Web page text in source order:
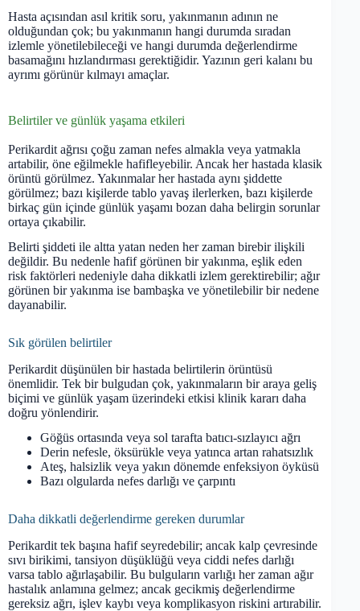
Hasta açısından asıl kritik soru, yakınmanın adının ne
olduğundan çok; bu yakınmanın hangi durumda sıradan
izlemle yönetilebileceği ve hangi durumda değerlendirme
basamağını hızlandırması gerektiğidir. Yazının geri kalanı bu
ayrımı görünür kılmayı amaçlar.
Belirtiler ve günlük yaşama etkileri
Perikardit ağrısı çoğu zaman nefes almakla veya yatmakla
artabilir, öne eğilmekle hafifleyebilir. Ancak her hastada klasik
örüntü görülmez. Yakınmalar her hastada aynı şiddette
görülmez; bazı kişilerde tablo yavaş ilerlerken, bazı kişilerde
birkaç gün içinde günlük yaşamı bozan daha belirgin sorunlar
ortaya çıkabilir.
Belirti şiddeti ile altta yatan neden her zaman birebir ilişkili
değildir. Bu nedenle hafif görünen bir yakınma, eşlik eden
risk faktörleri nedeniyle daha dikkatli izlem gerektirebilir; ağır
görünen bir yakınma ise bambaşka ve yönetilebilir bir nedene
dayanabilir.
Sık görülen belirtiler
Perikardit düşünülen bir hastada belirtilerin örüntüsü
önemlidir. Tek bir bulgudan çok, yakınmaların bir araya geliş
biçimi ve günlük yaşam üzerindeki etkisi klinik kararı daha
doğru yönlendirir.
Göğüs ortasında veya sol tarafta batıcı-sızlayıcı ağrı
Derin nefesle, öksürükle veya yatınca artan rahatsızlık
Ateş, halsizlik veya yakın dönemde enfeksiyon öyküsü
Bazı olgularda nefes darlığı ve çarpıntı
Daha dikkatli değerlendirme gereken durumlar
Perikardit tek başına hafif seyredebilir; ancak kalp çevresinde
sıvı birikimi, tansiyon düşüklüğü veya ciddi nefes darlığı
varsa tablo ağırlaşabilir. Bu bulguların varlığı her zaman ağır
hastalık anlamına gelmez; ancak gecikmiş değerlendirme
gereksiz ağrı, işlev kaybı veya komplikasyon riskini artırabilir.